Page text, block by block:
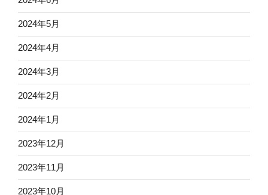
2024年5月
2024年4月
2024年3月
2024年2月
2024年1月
2023年12月
2023年11月
2023年10月